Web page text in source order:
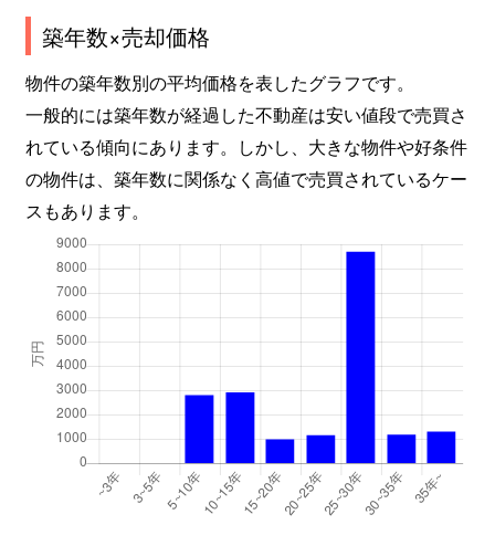
築年数×売却価格
物件の築年数別の平均価格を表したグラフです。
一般的には築年数が経過した不動産は安い値段で売買さ
れている傾向にあります。しかし、大きな物件や好条件
の物件は、築年数に関係なく高値で売買されているケー
スもあります。